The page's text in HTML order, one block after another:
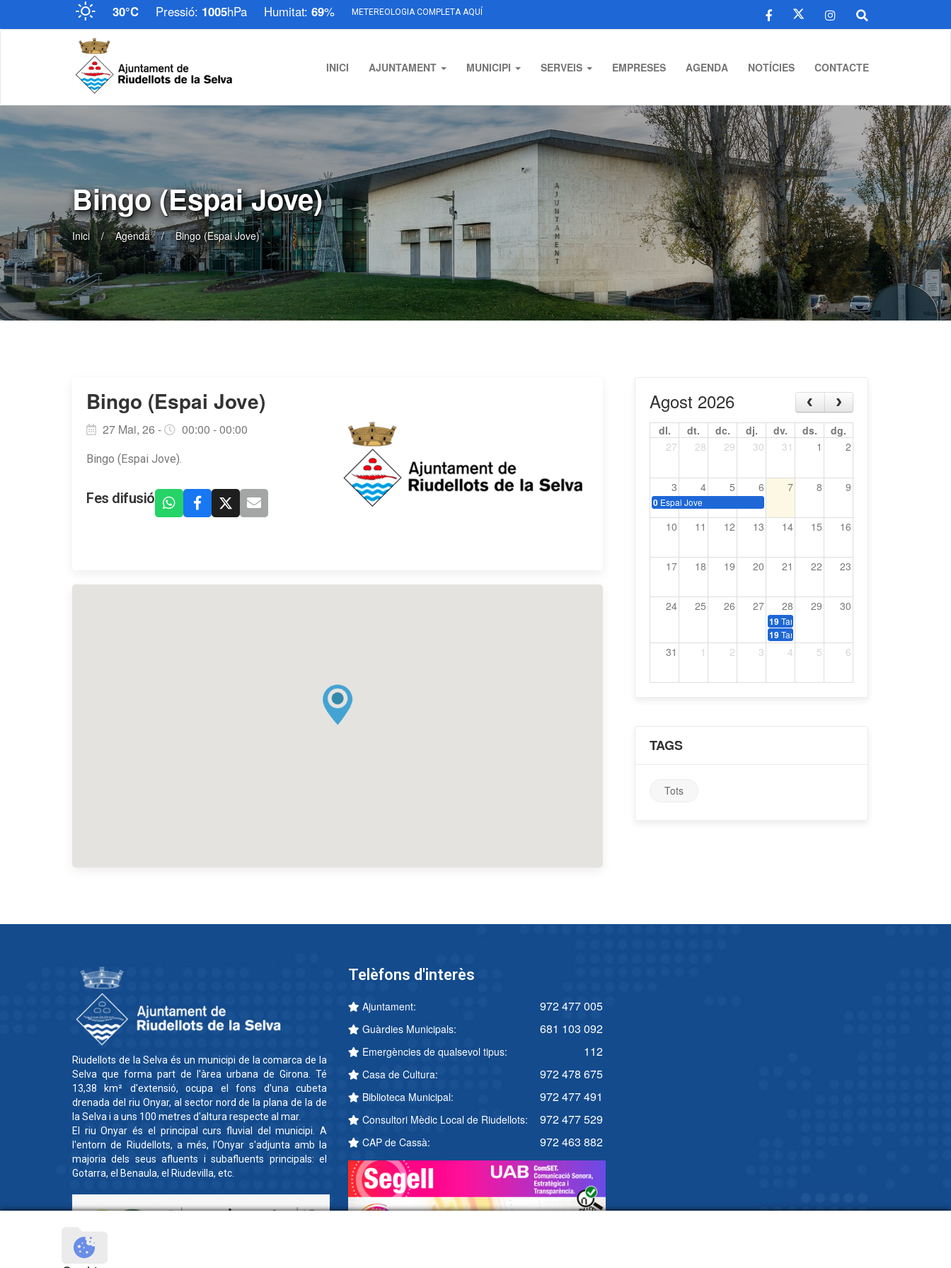
30°C Pressió: 1005hPa Humitat: 69% METEREOLOGIA COMPLETA AQUÍ
INICI AJUNTAMENT MUNICIPI SERVEIS EMPRESES AGENDA NOTÍCIES CONTACTE
Bingo (Espai Jove)
Inici Agenda Bingo (Espai Jove)
Bingo (Espai Jove)
27 Mai, 26 - 00:00 - 00:00
Bingo (Espai Jove).
Fes difusió
Agost 2026
dl. dt. dc. dj. dv. ds.
dg.
27
28 29 30 31 1 2
3 4 5 6 7 8 9
0 Espai Jove
10 11 12 13 14 15 16
17 18 19 20 21 22 23
24 25 26 27 28 29 30
19 Tardeo amb música dels 70, 80 i 90
19 Tardeo amb música dels 70, 80 i 90
31 1 2 3 4 5 6
TAGS
Tots
Riudellots de la Selva és un municipi de la comarca de la
Selva que forma part de l'àrea urbana de Girona. Té
13,38 km² d'extensió, ocupa el fons d'una cubeta
drenada del riu Onyar, al sector nord de la plana de la de
la Selva i a uns 100 metres d'altura respecte al mar.
El riu Onyar és el principal curs fluvial del municipi. A
l'entorn de Riudellots, a més, l'Onyar s'adjunta amb la
majoria dels seus afluents i subafluents principals: el
Gotarra, el Benaula, el Riudevilla, etc.
Telèfons d'interès
Ajuntament: 972 477 005
Guàrdies Municipals: 681 103 092
Emergències de qualsevol tipus: 112
Casa de Cultura: 972 478 675
Biblioteca Municipal: 972 477 491
Consultori Mèdic Local de Riudellots: 972 477 529
CAP de Cassà: 972 463 882